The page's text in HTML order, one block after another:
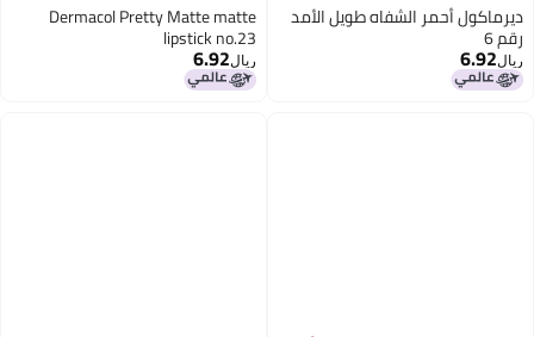
12
ديرماكول أحمر الشفاه طويل الأمد
رقم 6
ريال6.92
Dermacol Pretty Matte matte
lipstick no.23
ريال6.92